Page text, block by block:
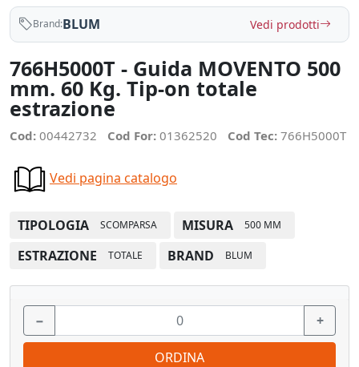
Brand:BLUM Vedi prodotti
766H5000T - Guida MOVENTO 500
mm. 60 Kg. Tip-on totale
estrazione
Cod: 00442732 Cod For: 01362520 Cod Tec: 766H5000T
Vedi pagina catalogo
TIPOLOGIA SCOMPARSA MISURA 500 MM
ESTRAZIONE TOTALE BRAND BLUM
− +
ORDINA